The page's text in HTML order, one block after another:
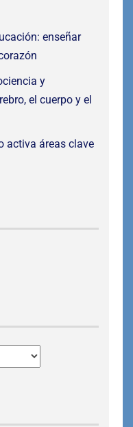
enseñar
y
el cuerpo y el
activa áreas clave